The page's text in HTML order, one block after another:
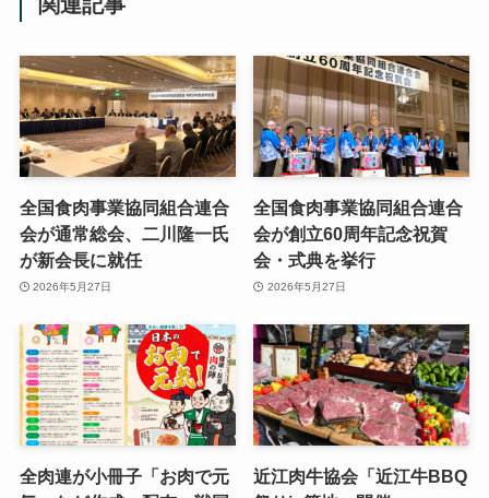
関連記事
全国食肉事業協同組合連合
会が通常総会、二川隆一氏
が新会長に就任
2026年5月27日
全国食肉事業協同組合連合
会が創立60周年記念祝賀
会・式典を挙行
2026年5月27日
全肉連が小冊子「お肉で元
近江肉牛協会「近江牛BBQ